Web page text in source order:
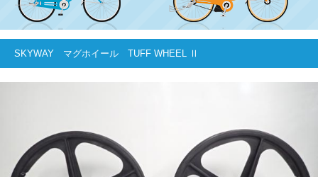
SKYWAY マグホイール TUFF WHEEL Ⅱ